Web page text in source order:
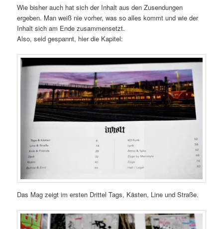
Wie bisher auch hat sich der Inhalt aus den Zusendungen
ergeben. Man weiß nie vorher, was so alles kommt und wie der
Inhalt sich am Ende zusammensetzt.
Also, seid gespannt, hier die Kapitel:
Das Mag zeigt im ersten Drittel Tags, Kästen, Line und Straße.